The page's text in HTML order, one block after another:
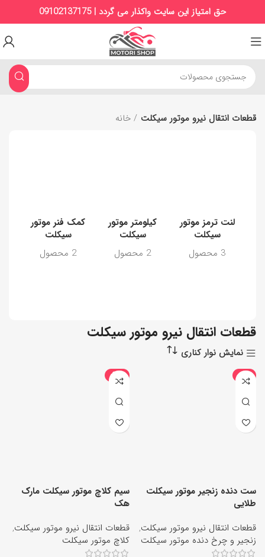
حق امتیاز این سایت واکذار می گردد | 09102137175
خانه قطعات انتقال نیرو موتور سیکلت
لنت ترمز موتور
سیکلت
3 محصول
کیلومتر موتور
سیکلت
2 محصول
کمک فنر موتور
سیکلت
2 محصول
قطعات انتقال نیرو موتور سیکلت
نمایش نوار کناری
-7%
ست دنده زنجیر موتور سیکلت
طلایی
قطعات انتقال نیرو موتور سیکلت,
زنجیر و چرخ‌ دنده موتور سیکلت
-28%
سیم کلاچ موتور سیکلت مارک
هک
قطعات انتقال نیرو موتور سیکلت,
کلاچ موتور سیکلت